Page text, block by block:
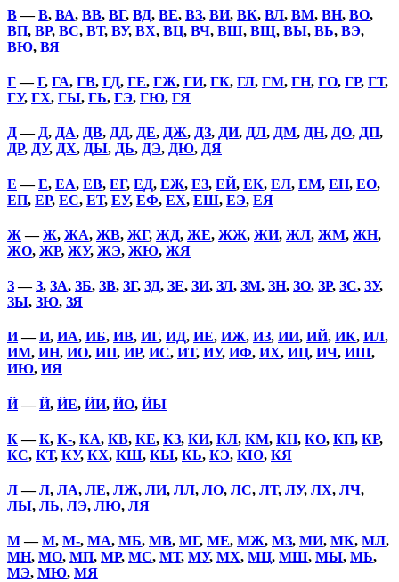
В—В, ВА, ВВ, ВГ, ВД, ВЕ, ВЗ, ВИ, ВК, ВЛ, ВМ, ВН, ВО,
ВП, ВР, ВС, ВТ, ВУ, ВХ, ВЦ, ВЧ, ВШ, ВЩ, ВЫ, ВЬ, ВЭ,
ВЮ, ВЯ
Г—Г, ГА, ГВ, ГД, ГЕ, ГЖ, ГИ, ГК, ГЛ, ГМ, ГН, ГО, ГР, ГТ,
ГУ, ГХ, ГЫ, ГЬ, ГЭ, ГЮ, ГЯ
Д— Д, ДА, ДВ, ДД, ДЕ, ДЖ, ДЗ, ДИ, ДЛ, ДМ, ДН, ДО, ДП,
ДР, ДУ, ДХ, ДЫ, ДЬ, ДЭ, ДЮ, ДЯ
Е —Е, ЕА, ЕВ, ЕГ, ЕД, ЕЖ, ЕЗ, ЕЙ, ЕК, ЕЛ, ЕМ, ЕН, ЕО,
ЕП, ЕР, ЕС, ЕТ, ЕУ, ЕФ, ЕХ, ЕШ, ЕЭ, ЕЯ
Ж —Ж, ЖА, ЖВ, ЖГ, ЖД, ЖЕ, ЖЖ, ЖИ, ЖЛ, ЖМ, ЖН,
ЖО, ЖР, ЖУ, ЖЭ, ЖЮ, ЖЯ
З—З, ЗА, ЗБ, ЗВ, ЗГ, ЗД, ЗЕ, ЗИ, ЗЛ, ЗМ, ЗН, ЗО, ЗР, ЗС, ЗУ,
ЗЫ, ЗЮ, ЗЯ
И—И, ИА, ИБ, ИВ, ИГ, ИД, ИЕ, ИЖ, ИЗ, ИИ, ИЙ, ИК, ИЛ,
ИМ, ИН, ИО, ИП, ИР, ИС, ИТ, ИУ, ИФ, ИХ, ИЦ, ИЧ, ИШ,
ИЮ, ИЯ
Й—Й, ЙЕ, ЙИ, ЙО, ЙЫ
К—К, К-, КА, КВ, КЕ, КЗ, КИ, КЛ, КМ, КН, КО, КП, КР,
КС, КТ, КУ, КХ, КШ, КЫ, КЬ, КЭ, КЮ, КЯ
Л—Л, ЛА, ЛЕ, ЛЖ, ЛИ, ЛЛ, ЛО, ЛС, ЛТ, ЛУ, ЛХ, ЛЧ,
ЛЫ, ЛЬ, ЛЭ, ЛЮ, ЛЯ
М—М, М-, МА, МБ, МВ, МГ, МЕ, МЖ, МЗ, МИ, МК, МЛ,
МН, МО, МП, МР, МС, МТ, МУ, МХ, МЦ, МШ, МЫ, МЬ,
МЭ, МЮ, МЯ